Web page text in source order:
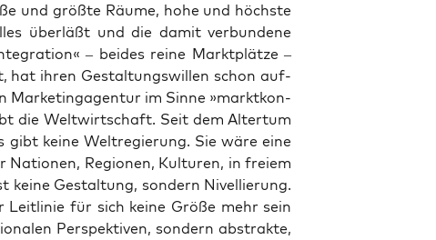
und größ­te Räu­me, hohe und höchs­te
über­läßt und die damit ver­bun­de­ne
– bei­des rei­ne Markt­plät­ze –
hat ihren Gestal­tungs­wil­len schon auf­
Marketing­agentur im Sin­ne »markt­kon­
die Welt­wirt­schaft. Seit dem Alter­tum
gibt kei­ne Welt­re­gie­rung. Sie wäre eine
Regio­nen, Kul­tu­ren, in frei­em
kei­ne Gestal­tung, son­dern Nivel­lie­rung.
für sich kei­ne Grö­ße mehr sein
Per­spek­ti­ven, son­dern abs­trak­te,